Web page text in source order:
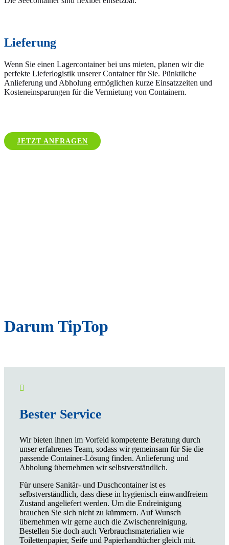
Lieferung
Wenn Sie einen Lagercontainer bei uns mieten, planen wir die
perfekte Lieferlogistik unserer Container für Sie. Pünktliche
Anlieferung und Abholung ermöglichen kurze Einsatzzeiten und
Kosteneinsparungen für die Vermietung von Containern.
JETZT ANFRAGEN
Darum TipTop

Bester Service
Wir bieten ihnen im Vorfeld kompetente Beratung durch
unser erfahrenes Team, sodass wir gemeinsam für Sie die
passende Container-Lösung finden. Anlieferung und
Abholung übernehmen wir selbstverständlich.
Für unsere Sanitär- und Duschcontainer ist es
selbstverständlich, dass diese in hygienisch einwandfreiem
Zustand angeliefert werden. Um die Endreinigung
brauchen Sie sich nicht zu kümmern. Auf Wunsch
übernehmen wir gerne auch die Zwischenreinigung.
Bestellen Sie doch auch Verbrauchsmaterialien wie
Toilettenpapier, Seife und Papierhandtücher gleich mit.